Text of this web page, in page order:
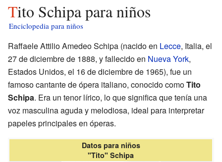
Tito Schipa para niños
Enciclopedia para niños
Raffaele Attilio Amedeo Schipa (nacido en Lecce, Italia, el
27 de diciembre de 1888, y fallecido en Nueva York,
Estados Unidos, el 16 de diciembre de 1965), fue un
famoso cantante de ópera italiano, conocido comoTito
Schipa. Era un tenor lírico, lo que significa que tenía una
voz masculina aguda y melodiosa, ideal para interpretar
papeles principales en óperas.
Datos para niños
"Tito" Schipa